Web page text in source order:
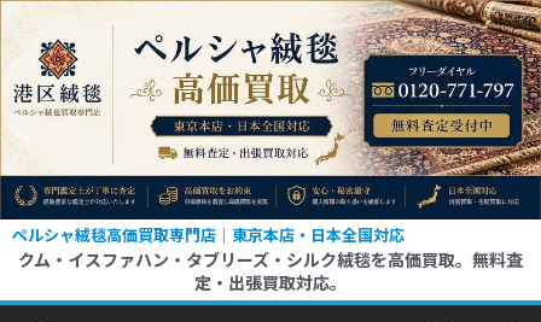
テ
へ
ス
ッ
ペルシャ絨毯高価買取専門店｜東京本店・日本全国対応
クム・イスファハン・タブリーズ・シルク絨毯を高価買取。無料査
定・出張買取対応。